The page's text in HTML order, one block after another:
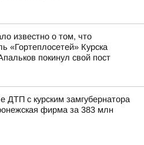
известно о том, что
«Гортеплосетей» Курска
покинул свой пост
ДТП с курским замгубернатора
фирма за 383 млн